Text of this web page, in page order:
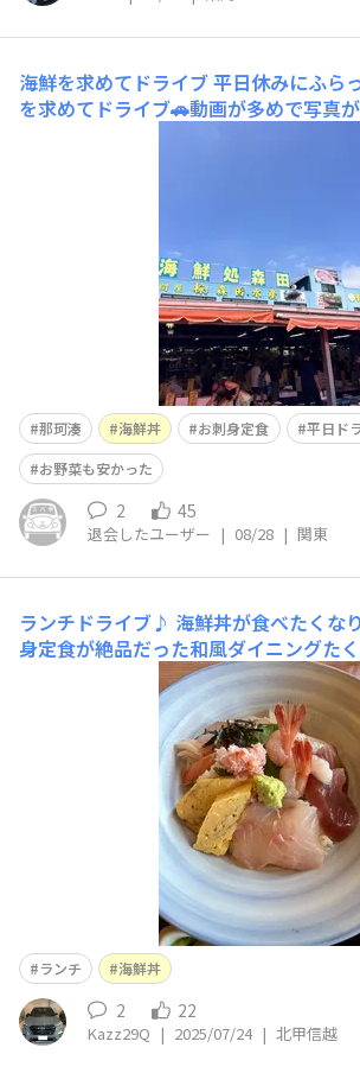
海鮮を求めてドライブ平日休みにふら
を求めてドライブ🚗動画が多めで写真
那珂湊 海鮮丼 お刺身定食
平日ド
お野菜も安かった
2 45
退会したユーザー | 08/28 | 関東
ランチドライブ♪ 海鮮丼が食べたくな
身定食が絶品だった和風ダイニングた
ライブ🚙♪ そういえば、前回のたべも
タイムラインに流れませんでした。そ
ランチ 海鮮丼
2 22
Kazz29Q | 2025/07/24 | 北甲信越